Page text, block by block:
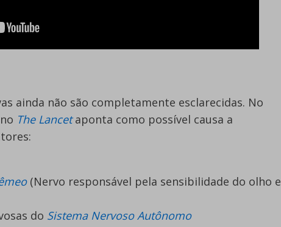
ainda não são completamente esclarecidas. No
The Lancetaponta como possível causa a
(Nervo responsável pela sensibilidade do olho e
do Sistema Nervoso Autônomo